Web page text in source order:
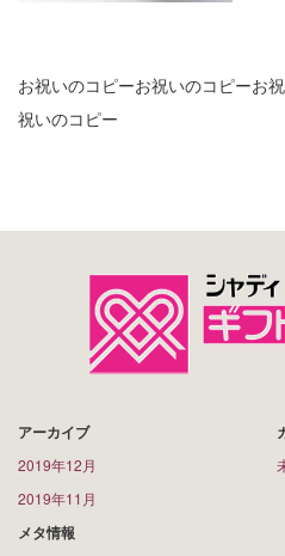
お祝いのコピーお祝いのコピーお
祝いのコピー
アーカイブ
2019年12月
2019年11月
メタ情報